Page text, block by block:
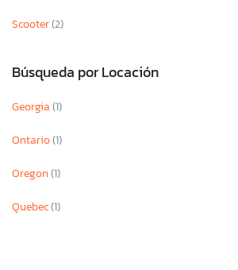
Scooter(2)
Búsqueda por Locación
Georgia(1)
Ontario(1)
Oregon(1)
Quebec(1)